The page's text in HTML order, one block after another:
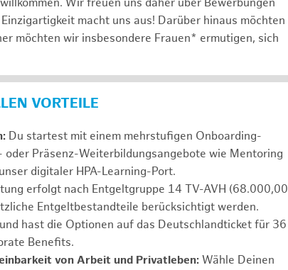
Wir freuen uns daher über Bewerbungen
macht uns aus! Darüber hinaus möchten
möchten wir insbesondere Frauen* ermutigen, sich
VORTEILE
Du startest mit einem mehrstufigen Onboarding-
Präsenz-Weiterbildungsangebote wie Mentoring
digitaler HPA-Learning-Port.
erfolgt nach Entgeltgruppe 14 TV-AVH (68.000,00
Entgeltbestandteile berücksichtigt werden.
hast die Optionen auf das Deutschlandticket für 36
Benefits.
von Arbeit und Privatleben: Wähle Deinen